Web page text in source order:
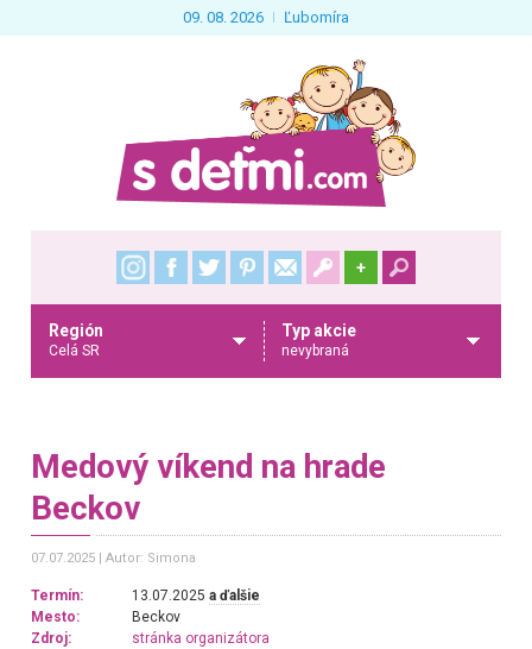
09. 08. 2026 Ľubomíra
+
Región
Celá SR
Typ akcie
nevybraná
Medový víkend na hrade
Beckov
07.07.2025 Autor: Simona
Termín: 13.07.2025a ďalšie
Mesto:
Beckov
Zdroj:
stránka organizátora